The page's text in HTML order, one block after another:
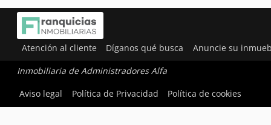
Atención al cliente Díganos qué busca Anuncie su
Inmobiliaria de Administradores Alfa
Aviso legal
Política de Privacidad Política de cookies